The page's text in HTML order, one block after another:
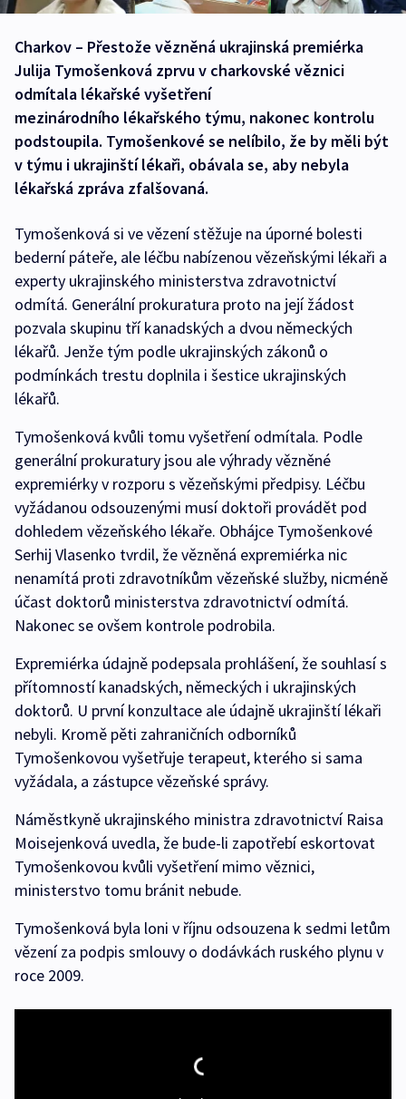
Charkov – Přestože vězněná ukrajinská premiérka
Julija Tymošenková zprvu v charkovské věznici
odmítala lékařské vyšetření
mezinárodního lékařského týmu, nakonec kontrolu
podstoupila. Tymošenkové se nelíbilo, že by měli být
v týmu i ukrajinští lékaři, obávala se, aby nebyla
lékařská zpráva zfalšovaná.
Tymošenková si ve vězení stěžuje na úporné bolesti
bederní páteře, ale léčbu nabízenou vězeňskými lékaři a
experty ukrajinského ministerstva zdravotnictví
odmítá. Generální prokuratura proto na její žádost
pozvala skupinu tří kanadských a dvou německých
lékařů. Jenže tým podle ukrajinských zákonů o
podmínkách trestu doplnila i šestice ukrajinských
lékařů.
Tymošenková kvůli tomu vyšetření odmítala. Podle
generální prokuratury jsou ale výhrady vězněné
expremiérky v rozporu s vězeňskými předpisy. Léčbu
vyžádanou odsouzenými musí doktoři provádět pod
dohledem vězeňského lékaře. Obhájce Tymošenkové
Serhij Vlasenko tvrdil, že vězněná expremiérka nic
nenamítá proti zdravotníkům vězeňské služby, nicméně
účast doktorů ministerstva zdravotnictví odmítá.
Nakonec se ovšem kontrole podrobila.
Expremiérka údajně podepsala prohlášení, že souhlasí s
přítomností kanadských, německých i ukrajinských
doktorů. U první konzultace ale údajně ukrajinští lékaři
nebyli. Kromě pěti zahraničních odborníků
Tymošenkovou vyšetřuje terapeut, kterého si sama
vyžádala, a zástupce vězeňské správy.
Náměstkyně ukrajinského ministra zdravotnictví Raisa
Moisejenková uvedla, že bude-li zapotřebí eskortovat
Tymošenkovou kvůli vyšetření mimo věznici,
ministerstvo tomu bránit nebude.
Tymošenková byla loni v říjnu odsouzena k sedmi letům
vězení za podpis smlouvy o dodávkách ruského plynu v
roce 2009.